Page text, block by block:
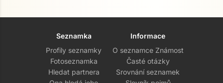
Seznamka
Profily seznamky
Fotoseznamka
Hledat partnera
Informace
O seznamce Známost
Časté otázky
Srovnání seznamek